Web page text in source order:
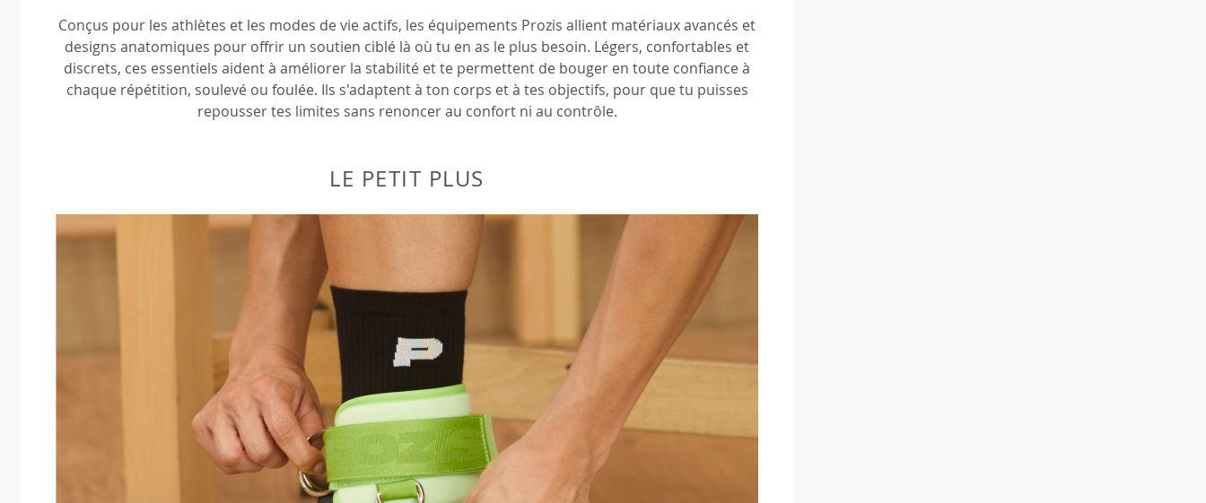
Conçus pour les athlètes et les modes de vie actifs, les équipements Prozis allient matériaux avancés et
designs anatomiques pour offrir un soutien ciblé là où tu en as le plus besoin. Légers, confortables et
discrets, ces essentiels aident à améliorer la stabilité et te permettent de bouger en toute confiance à
chaque répétition, soulevé ou foulée. Ils s'adaptent à ton corps et à tes objectifs, pour que tu puisses
repousser tes limites sans renoncer au confort ni au contrôle.
LE PETIT PLUS